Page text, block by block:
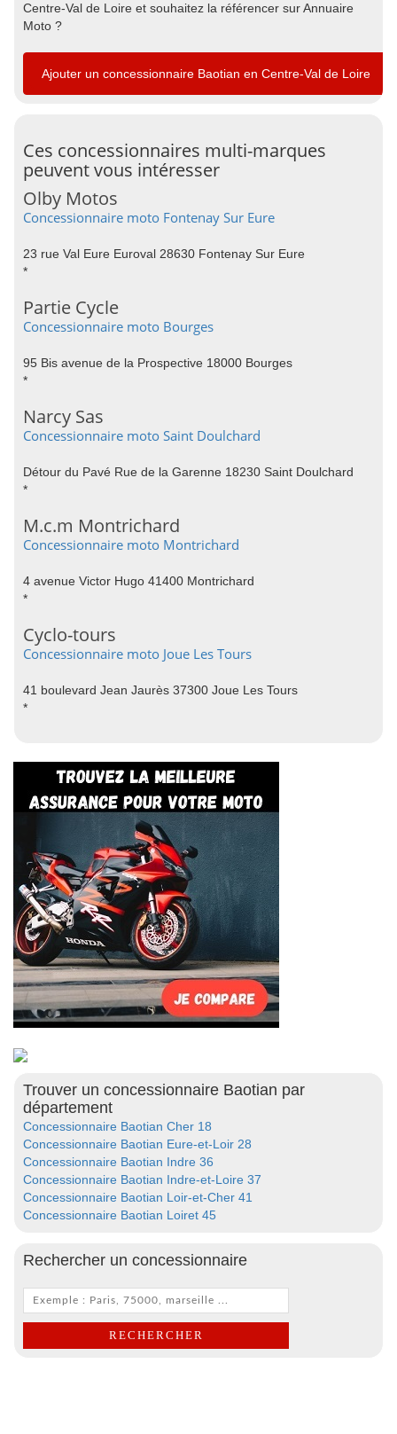
Centre-Val de Loire et souhaitez la référencer sur Annuaire
Moto ?
Ajouter un concessionnaire Baotian en Centre-Val de Loire
Ces concessionnaires multi-marques
peuvent vous intéresser
Olby Motos
Concessionnaire moto Fontenay Sur Eure
23 rue Val Eure Euroval 28630 Fontenay Sur Eure
*
Partie Cycle
Concessionnaire moto Bourges
95 Bis avenue de la Prospective 18000 Bourges
*
Narcy Sas
Concessionnaire moto Saint Doulchard
Détour du Pavé Rue de la Garenne 18230 Saint Doulchard
*
M.c.m Montrichard
Concessionnaire moto Montrichard
4 avenue Victor Hugo 41400 Montrichard
*
Cyclo-tours
Concessionnaire moto Joue Les Tours
41 boulevard Jean Jaurès 37300 Joue Les Tours
*
Trouver un concessionnaire Baotian par
département
Concessionnaire Baotian Cher 18
Concessionnaire Baotian Eure-et-Loir 28
Concessionnaire Baotian Indre 36
Concessionnaire Baotian Indre-et-Loire 37
Concessionnaire Baotian Loir-et-Cher 41
Concessionnaire Baotian Loiret 45
Rechercher un concessionnaire